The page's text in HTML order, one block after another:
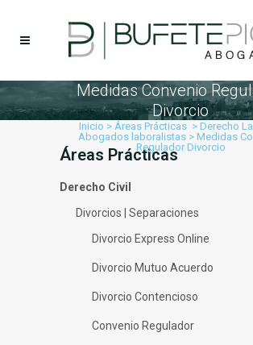
Medidas Convenio
Divorcio
Inicio > Áreas Prácticas > Derecho
Abogados laboralistas> Medidas
Regulador Divorcio
Áreas Prácticas
Derecho Civil
Divorcios | Separaciones
Divorcio Express Online
Divorcio Mutuo Acuerdo
Divorcio Contencioso
Convenio Regulador